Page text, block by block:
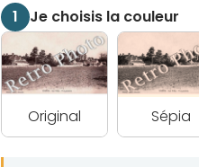
1 Je choisis la couleur
Original Sépia